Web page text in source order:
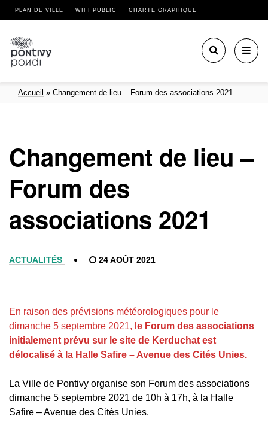
PLAN DE VILLE WIFI PUBLIC CHARTE GRAPHIQUE
Accueil » Changement de lieu – Forum des associations 2021
Changement de lieu –
Forum des
associations 2021
ACTUALITÉS 24 AOÛT 2021
En raison des prévisions météorologiques pour le
dimanche 5 septembre 2021, l e Forum des associations
initialement prévu sur le site de Kerduchat est
délocalisé à la Halle Safire – Avenue des Cités Unies.
La Ville de Pontivy organise son Forum des associations
dimanche 5 septembre 2021 de 10h à 17h, à la Halle
Safire – Avenue des Cités Unies.